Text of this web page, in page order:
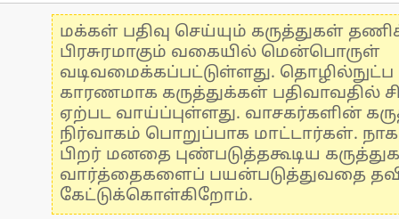
மக்கள் பதிவு செய்யும் கருத்துகள்
பிரசுரமாகும் வகையில் மென்பொருள்
வடிவமைக்கப்பட்டுள்ளது.
காரணமாக கருத்துக்கள் பதிவாவதில்
ஏற்பட வாய்ப்புள்ளது. வாசகர்களின்
நிர்வாகம் பொறுப்பாக மாட்டார்கள்.
பிறர் மனதை புண்படுத்தகூடிய
வார்த்தைகளைப் பயன்படுத்துவதை
கேட்டுக்கொள்கிறோம்.